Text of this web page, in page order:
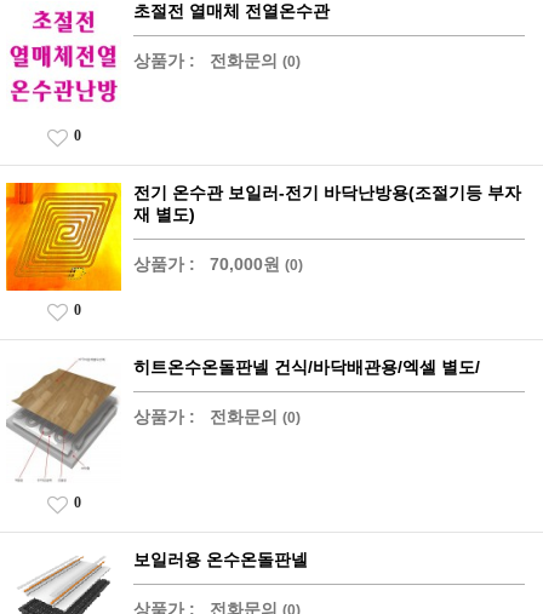
초절전 열매체 전열온수관
상품가 : 전화문의 (0)
0
전기 온수관 보일러-전기 바닥난방용(조절기등 부자
재 별도)
상품가 : 70,000원 (0)
0
히트온수온돌판넬 건식/바닥배관용/엑셀 별도/
상품가 : 전화문의 (0)
0
보일러용 온수온돌판넬
상품가 : 전화문의 (0)